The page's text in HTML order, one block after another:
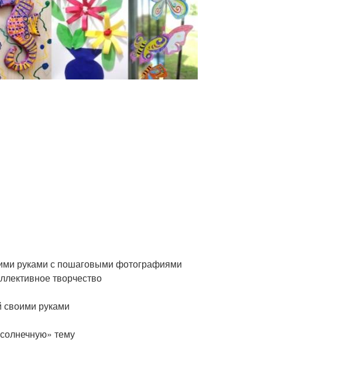
руками с пошаговыми фотографиями
творчество
руками
тему